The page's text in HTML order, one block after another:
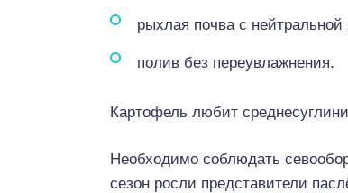
рыхлая почва с нейтральной
полив без переувлажнения.
Картофель любит
Необходимо соблюдать
сезон росли представители